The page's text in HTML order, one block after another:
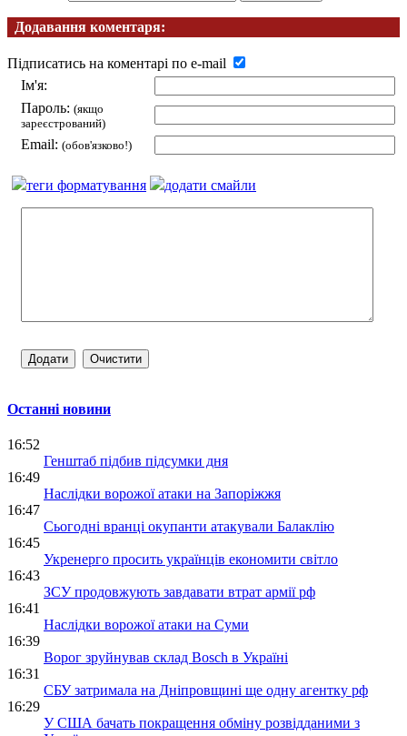
Додавання коментаря:
Підписатись на коментарі по e-mail
Ім'я:
Пароль: (якщо
зареєстрований)
Email: (обов'язково!)
теги форматування додати смайли
Останні новини
16:52
Генштаб підбив підсумки дня
16:49
Наслідки ворожої атаки на Запоріжжя
16:47
Сьогодні вранці окупанти атакували Балаклію
16:45
Укренерго просить українців економити світло
16:43
ЗСУ продовжують завдавати втрат армії рф
16:41
Наслідки ворожої атаки на Суми
16:39
Ворог зруйнував склад Bosch в Україні
16:31
СБУ затримала на Дніпровщині ще одну агентку рф
16:29
У США бачать покращення обміну розвідданими з